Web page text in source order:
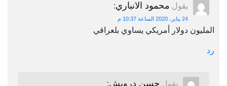
يقول محمود الانباري:
24 يناير، 2020 الساعة 10:37 م
المليون دولار أمريكي يساوي بلعراقي
رد
يقول حسن درويش: